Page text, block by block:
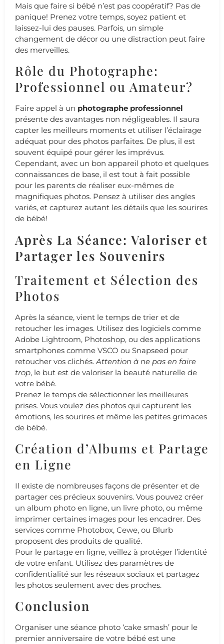
Mais que faire si bébé n’est pas coopératif? Pas de
panique! Prenez votre temps, soyez patient et
laissez-lui des pauses. Parfois, un simple
changement de décor ou une distraction peut faire
des merveilles.
Rôle du Photographe:
Professionnel ou Amateur?
Faire appel à un photographe professionnel
présente des avantages non négligeables. Il saura
capter les meilleurs moments et utiliser l’éclairage
adéquat pour des photos parfaites. De plus, il est
souvent équipé pour gérer les imprévus.
Cependant, avec un bon appareil photo et quelques
connaissances de base, il est tout à fait possible
pour les parents de réaliser eux-mêmes de
magnifiques photos. Pensez à utiliser des angles
variés, et capturez autant les détails que les sourires
de bébé!
Après La Séance: Valoriser et
Partager les Souvenirs
Traitement et Sélection des
Photos
Après la séance, vient le temps de trier et de
retoucher les images. Utilisez des logiciels comme
Adobe Lightroom, Photoshop, ou des applications
smartphones comme VSCO ou Snapseed pour
retoucher vos clichés. Attention à ne pas en faire
trop, le but est de valoriser la beauté naturelle de
votre bébé.
Prenez le temps de sélectionner les meilleures
prises. Vous voulez des photos qui capturent les
émotions, les sourires et même les petites grimaces
de bébé.
Création d’Albums et Partage
en Ligne
Il existe de nombreuses façons de présenter et de
partager ces précieux souvenirs. Vous pouvez créer
un album photo en ligne, un livre photo, ou même
imprimer certaines images pour les encadrer. Des
services comme Photobox, Cewe, ou Blurb
proposent des produits de qualité.
Pour le partage en ligne, veillez à protéger l’identité
de votre enfant. Utilisez des paramètres de
confidentialité sur les réseaux sociaux et partagez
les photos seulement avec des proches.
Conclusion
Organiser une séance photo ‘cake smash’ pour le
premier anniversaire de votre bébé est une